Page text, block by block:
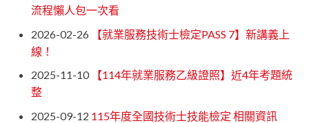
流程懶人包一次看
2026-02-26
【就業服務技術士檢定PASS 7】新講義上
線！
2025-11-10
【114年就業服務乙級證照】近4年考題統
整
2025-09-12 115年度全國技術士技能檢定 相關資訊